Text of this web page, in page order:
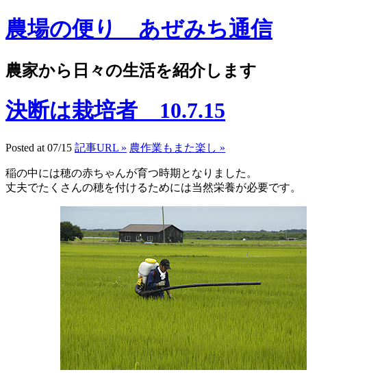
農場の便り あぜみち通信
農家から日々の生活を紹介します
決断は栽培者 10.7.15
Posted at 07/15 記事URL » 農作業もまた楽し »
稲の中には穂の赤ちゃんが育つ時期となりました。
丈夫でたくさんの穂を付けるためには当然栄養が必要です。